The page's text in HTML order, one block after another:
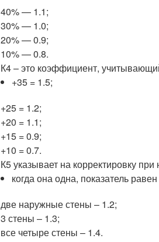
40% — 1.1;
30% — 1.0;
20% — 0.9;
10% — 0.8.
К4 – это коэффициент,
+35 = 1.5;
+25 = 1.2;
+20 = 1.1;
+15 = 0.9;
+10 = 0.7.
К5 указывает на корректировку
когда она одна, показатель
две наружные стены – 1.2;
3 стены – 1.3;
все четыре стены – 1.4.